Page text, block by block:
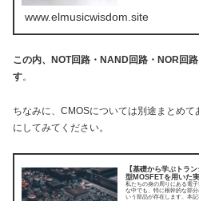
www.elmusicwisdom.site
この内、NOT回路・NAND回路・NOR回
す。
ちなみに、CMOSについては別途まとめ
にしてみてください。
【基礎から学ぶトラ
型MOSFETを用いた
私たちの身の周りにある電
な中でも、特に根幹的な部
いう部品が存在します。本